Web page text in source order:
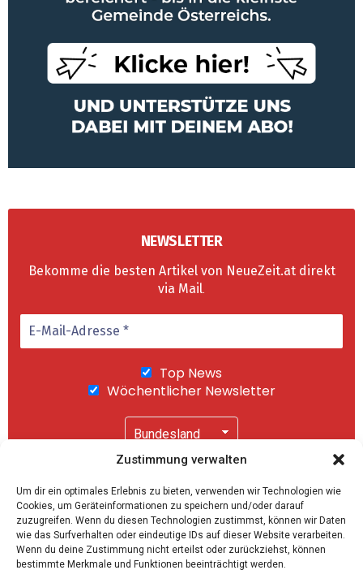
Zustimmung verwalten
Um dir ein optimales Erlebnis zu bieten, verwenden wir Technologien wie
Cookies, um Geräteinformationen zu speichern und/oder darauf
zuzugreifen. Wenn du diesen Technologien zustimmst, können wir Daten
wie das Surfverhalten oder eindeutige IDs auf dieser Website verarbeiten.
Wenn du deine Zustimmung nicht erteilst oder zurückziehst, können
bestimmte Merkmale und Funktionen beeinträchtigt werden.
NEWSLETTER
Bekomme die besten Artikel von NeueZeit.at direkt
via Mail.
Top News
Wöchentlicher Newsletter
"Abonnieren" akzeptierst Du unsere
Datenschutzerklärung.